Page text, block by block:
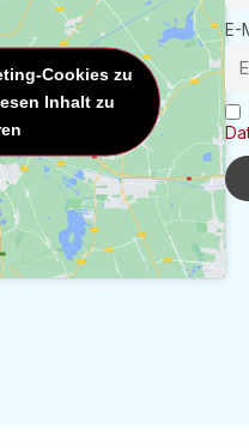
Cookies zu
Inhalt zu
E-